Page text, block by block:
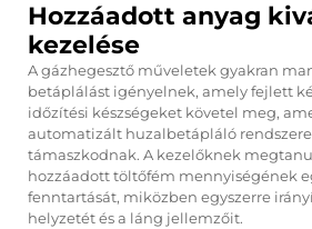
Hozzáadott anyag
kezelése
A gázhegesztő műveletek gyakran
betáplálást igényelnek, amely fejlett
időzítési készségeket követel meg,
automatizált huzalbetápláló
támaszkodnak. A kezelőknek
hozzáadott töltőfém mennyiségének
fenntartását, miközben egyszerre
helyzetét és a láng jellemzőit.